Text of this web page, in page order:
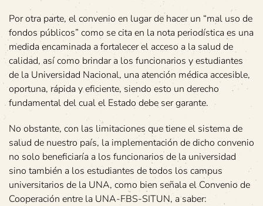
Por otra parte, el convenio en lugar de hacer un “mal uso de
fondos públicos” como se cita en la nota periodística es una
medida encaminada a fortalecer el acceso a la salud de
calidad, así como brindar a los funcionarios y estudiantes
de la Universidad Nacional, una atención médica accesible,
oportuna, rápida y eficiente, siendo esto un derecho
fundamental del cual el Estado debe ser garante.
No obstante, con las limitaciones que tiene el sistema de
salud de nuestro país, la implementación de dicho convenio
no solo beneficiaría a los funcionarios de la universidad
sino también a los estudiantes de todos los campus
universitarios de la UNA, como bien señala el Convenio de
Cooperación entre la UNA-FBS-SITUN, a saber: